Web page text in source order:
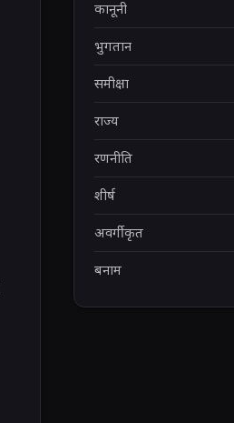
कानूनी
भुगतान
समीक्षा
राज्य
रणनीति
शीर्ष
अवर्गीकृत
बनाम